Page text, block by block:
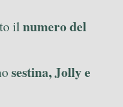
ilnumero del
sestina, Jolly e